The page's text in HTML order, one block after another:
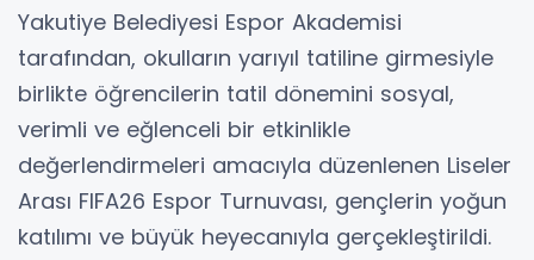
Yakutiye Belediyesi Espor Akademisi
tarafından, okulların yarıyıl tatiline girmesiyle
birlikte öğrencilerin tatil dönemini sosyal,
verimli ve eğlenceli bir etkinlikle
değerlendirmeleri amacıyla düzenlenen Liseler
Arası FIFA26 Espor Turnuvası, gençlerin yoğun
katılımı ve büyük heyecanıyla gerçekleştirildi.